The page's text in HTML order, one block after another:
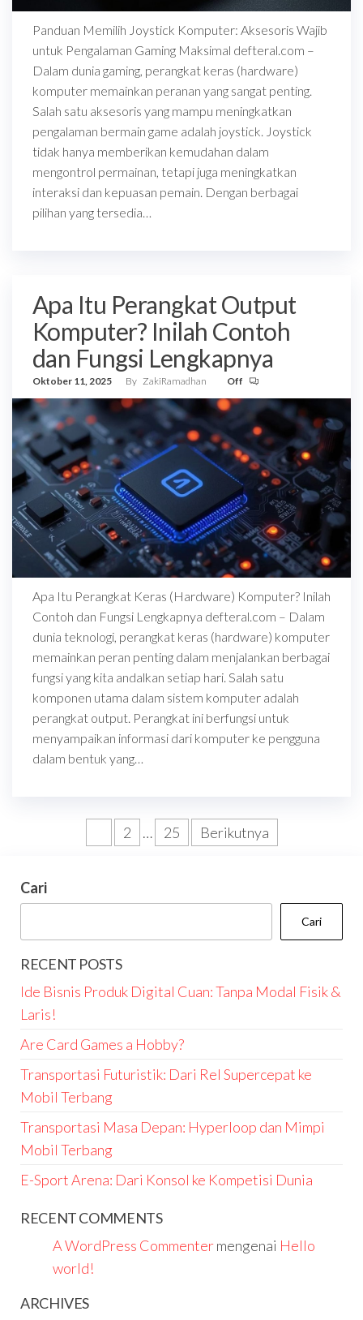
Panduan Memilih Joystick Komputer: Aksesoris Wajib
untuk Pengalaman Gaming Maksimal defteral.com –
Dalam dunia gaming, perangkat keras (hardware)
komputer memainkan peranan yang sangat penting.
Salah satu aksesoris yang mampu meningkatkan
pengalaman bermain game adalah joystick. Joystick
tidak hanya memberikan kemudahan dalam
mengontrol permainan, tetapi juga meningkatkan
interaksi dan kepuasan pemain. Dengan berbagai
pilihan yang tersedia…
Apa Itu Perangkat Output
Komputer? Inilah Contoh
dan Fungsi Lengkapnya
Oktober 11, 2025 By ZakiRamadhan Off
Apa Itu Perangkat Keras (Hardware) Komputer? Inilah
Contoh dan Fungsi Lengkapnya defteral.com – Dalam
dunia teknologi, perangkat keras (hardware) komputer
memainkan peran penting dalam menjalankan berbagai
fungsi yang kita andalkan setiap hari. Salah satu
komponen utama dalam sistem komputer adalah
perangkat output. Perangkat ini berfungsi untuk
menyampaikan informasi dari komputer ke pengguna
dalam bentuk yang…
2 … 25 Berikutnya
Cari
Cari
RECENT POSTS
Ide Bisnis Produk Digital Cuan: Tanpa Modal Fisik &
Laris!
Are Card Games a Hobby?
Transportasi Futuristik: Dari Rel Supercepat ke
Mobil Terbang
Transportasi Masa Depan: Hyperloop dan Mimpi
Mobil Terbang
E-Sport Arena: Dari Konsol ke Kompetisi Dunia
RECENT COMMENTS
A WordPress Commentermengenai Hello
world!
ARCHIVES